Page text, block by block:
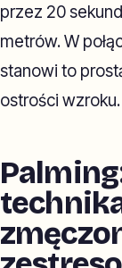
przez 20
metrów. W
stanowi to
ostrości wzroku.